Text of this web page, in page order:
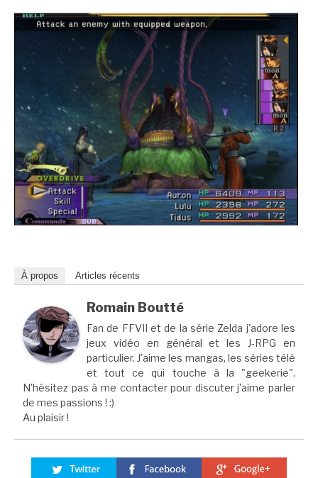
À propos Articles récents
Romain Boutté
Fan de FFVII et de la série Zelda j'adore les
jeux vidéo en général et les J-RPG en
particulier. J'aime les mangas, les séries télé
et tout ce qui touche à la "geekerie".
N'hésitez pas à me contacter pour discuter j'aime parler
de mes passions ! :)
Au plaisir !